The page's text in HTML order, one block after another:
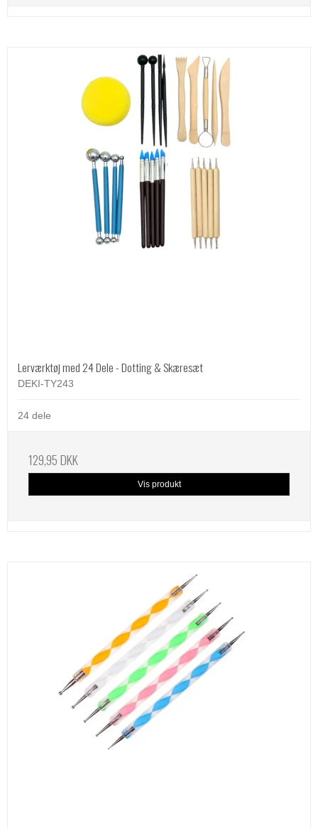
Lerværktøj med 24 Dele - Dotting & Skæresæt
DEKI-TY243
24 dele
129,95 DKK
Vis produkt